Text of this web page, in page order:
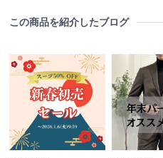
この商品を紹介したブログ